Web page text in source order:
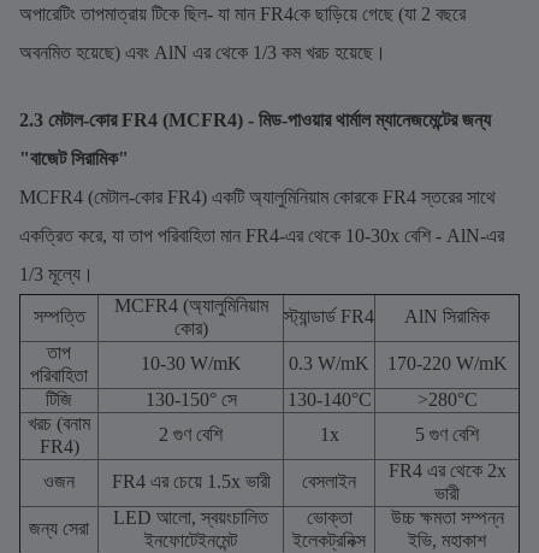
অপারেটিং তাপমাত্রায় টিকে ছিল- যা মান FR4কে ছাড়িয়ে গেছে (যা 2 বছরে
অবনমিত হয়েছে) এবং AlN এর থেকে 1/3 কম খরচ হয়েছে।
2.3 মেটাল-কোর FR4 (MCFR4) - মিড-পাওয়ার থার্মাল ম্যানেজমেন্টের জন্য
"বাজেট সিরামিক"
MCFR4 (মেটাল-কোর FR4) একটি অ্যালুমিনিয়াম কোরকে FR4 স্তরের সাথে
একত্রিত করে, যা তাপ পরিবাহিতা মান FR4-এর থেকে 10-30x বেশি - AlN-এর
1/3 মূল্যে।
সম্পত্তি
MCFR4 (অ্যালুমিনিয়াম
কোর)
স্ট্যান্ডার্ড FR4
AlN সিরামিক
তাপ
পরিবাহিতা
10-30 W/mK 0.3 W/mK
170-220 W/mK
টিজি
130-150° সে 130-140°C
>280°C
খরচ (বনাম
FR4)
2 গুণ বেশি 1x 5 গুণ বেশি
ওজন FR4 এর চেয়ে 1.5x ভারী বেসলাইন
FR4 এর থেকে 2x
ভারী
জন্য সেরা
LED আলো, স্বয়ংচালিত
ইনফোটেইনমেন্ট
ভোক্তা
ইলেকট্রনিক্স
উচ্চ ক্ষমতা সম্পন্ন
ইভি, মহাকাশ